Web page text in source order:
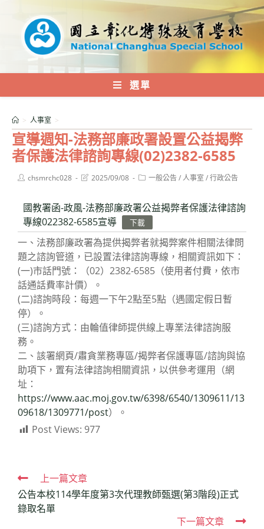
內
選單
宣導週知-法務部廉政署設置公益揭弊
者保護法律諮詢專線(02)2382-6585
> 人事室 >
Postchsmrchc028
Post2025/09/08
Post一般公告/人事室 /行政公告
國教署函-政風-法務部廉政署公益揭弊者保護法律諮詢
專線022382-6585宣導
下載
一、法務部廉政署為提供揭弊者就揭弊案件相關法律問
題之諮詢管道，已設置法律諮詢專線，相關資訊如下：
(一)市話門號：（02）2382-6585（使用者付費，依市
話通話費率計價）。
(二)諮詢時段：每週一下午2點至5點（遇國定假日暫
停）。
(三)諮詢方式：由輪值律師提供線上專業法律諮詢服
務。
二、該署網頁/肅貪業務專區/揭弊者保護專區/諮詢與協
助項下，置有法律諮詢相關資訊，以供參考運用（網
址：
https://www.aac.moj.gov.tw/6398/6540/1309611/13
09618/1309771/post）。
Post Views: 977
Read
more
articles
上一篇文章
公告本校114學年度第3次代理教師甄選(第3階段)正式
錄取名單
下一篇文章